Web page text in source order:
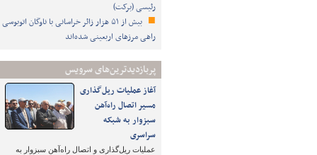
رئیسی (برکت)
بیش از ۵۱ هزار زائر خراسانی با ناوگان اتوبوسی
راهی مرزهای اربعینی شده‌اند
پربازدیدترین‌های سرویس
آغاز عملیات ریل‌گذاری
مسیر اتصال راه‌آهن
سبزوار به شبکه
سراسری
عملیات ریل‌گذاری و اتصال راه‌آهن سبزوار به